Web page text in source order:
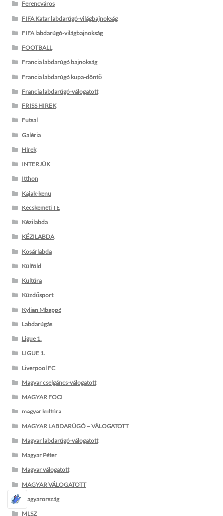
Ferencváros
FIFA Katar labdarúgó-világbajnokság
FIFA labdarúgó-világbajnokság
FOOTBALL
Francia labdarúgó bajnokság
Francia labdarúgó kupa-döntő
Francia labdarúgó-válogatott
FRISS HÍREK
Futsal
Galéria
Hírek
INTERJÚK
Itthon
Kajak-kenu
Kecskeméti TE
Kézilabda
KÉZILABDA
Kosárlabda
Külföld
Kultúra
Küzdősport
Kylian Mbappé
Labdarúgás
Ligue 1.
LIGUE 1.
Liverpool FC
Magyar cselgáncs-válogatott
MAGYAR FOCI
magyar kultúra
MAGYAR LABDARÚGÓ – VÁLOGATOTT
Magyar labdarúgó-válogatott
Magyar Péter
Magyar válogatott
MAGYAR VÁLOGATOTT
Magyarország
MLSZ